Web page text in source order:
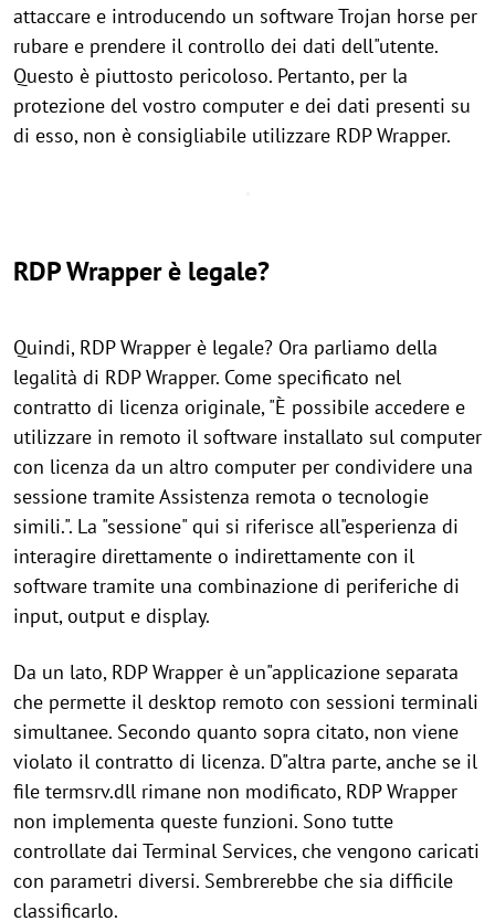
attaccare e introducendo un software Trojan horse per
rubare e prendere il controllo dei dati dell"utente.
Questo è piuttosto pericoloso. Pertanto, per la
protezione del vostro computer e dei dati presenti su
di esso, non è consigliabile utilizzare RDP Wrapper.
RDP Wrapper è legale?
Quindi, RDP Wrapper è legale? Ora parliamo della
legalità di RDP Wrapper. Come specificato nel
contratto di licenza originale, "È possibile accedere e
utilizzare in remoto il software installato sul computer
con licenza da un altro computer per condividere una
sessione tramite Assistenza remota o tecnologie
simili.". La "sessione" qui si riferisce all"esperienza di
interagire direttamente o indirettamente con il
software tramite una combinazione di periferiche di
input, output e display.
Da un lato, RDP Wrapper è un"applicazione separata
che permette il desktop remoto con sessioni terminali
simultanee. Secondo quanto sopra citato, non viene
violato il contratto di licenza. D"altra parte, anche se il
file termsrv.dll rimane non modificato, RDP Wrapper
non implementa queste funzioni. Sono tutte
controllate dai Terminal Services, che vengono caricati
con parametri diversi. Sembrerebbe che sia difficile
classificarlo.